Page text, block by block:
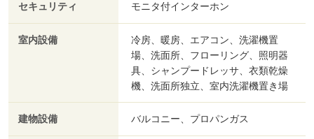
セキュリティ モニタ付インターホン
室内設備
冷房、暖房、エアコン、洗濯機置
場、洗面所、フローリング、照明器
具、シャンプードレッサ、衣類乾燥
機、洗面所独立、室内洗濯機置き場
建物設備 バルコニー、プロパンガス